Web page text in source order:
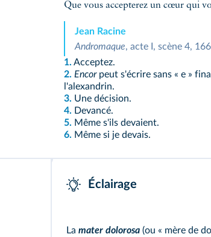
Que vous accepterez un cœur qui
Jean Racine
Andromaque, acte I, scène 4,
1. Acceptez.
2. Encorpeut s'écrire sans « e »
l'alexandrin.
3. Une décision.
4. Devancé.
5. Même s'ils devaient.
6. Même si je devais.
Éclairage
La mater dolorosa (ou « mère de